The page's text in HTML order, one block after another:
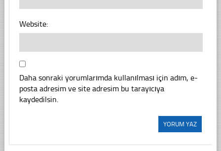
Website:
Daha sonraki yorumlarımda kullanılması için adım, e-
posta adresim ve site adresim bu tarayıcıya
kaydedilsin.